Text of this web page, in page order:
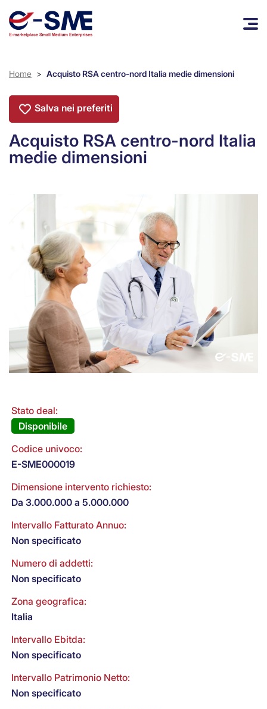
Home > Acquisto RSA centro-nord Italia medie dimensioni
Salva nei preferiti
Acquisto RSA centro-nord Italia
medie dimensioni
Stato deal:
Disponibile
Codice univoco:
E-SME000019
Dimensione intervento richiesto:
Da 3.000.000 a 5.000.000
Intervallo Fatturato Annuo:
Non specificato
Numero di addetti:
Non specificato
Zona geografica:
Italia
Intervallo Ebitda:
Non specificato
Intervallo Patrimonio Netto:
Non specificato